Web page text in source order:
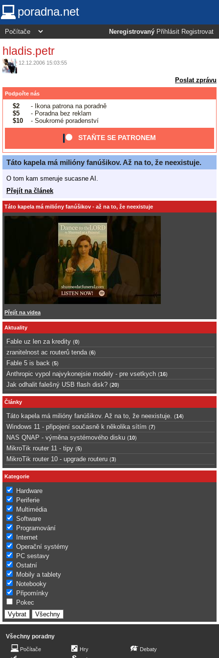
poradna.net
Neregistrovaný Přihlásit Registrovat
hladis.petr
12.12.2006 15:03:55
Poslat zprávu
Podpořte nás
$2
- Ikona patrona na poradně
$5
- Poradna bez reklam
$10
- Soukromé poradenství
STAŇTE SE PATRONEM
Táto kapela má milióny fanúšikov. Až na to, že neexistuje.
O tom kam smeruje sucasne AI.
Přejít na článek
Táto kapela má milióny fanúšikov - až na to, že neexistuje
Přejít na videa
Aktuality
Fable uz len za kredity (0)
zranitelnost ac routerů tenda (6)
Fable 5 is back (5)
Anthropic vypol najvykonejsie modely - pre vsetkych (16)
Jak odhalit falešný USB flash disk? (20)
Články
Táto kapela má milióny fanúšikov. Až na to, že neexistuje. (14)
Windows 11 - připojení současně k několika sítím (7)
NAS QNAP - výměna systémového disku (10)
MikroTik router 11 - tipy (5)
MikroTik router 10 - upgrade routeru (3)
Kategorie
Hardware
Periferie
Multimédia
Software
Programování
Internet
Operační systémy
PC sestavy
Ostatní
Mobily a tablety
Notebooky
Připomínky
Pokec
Všechny poradny
Počítače
Hry
Debaty